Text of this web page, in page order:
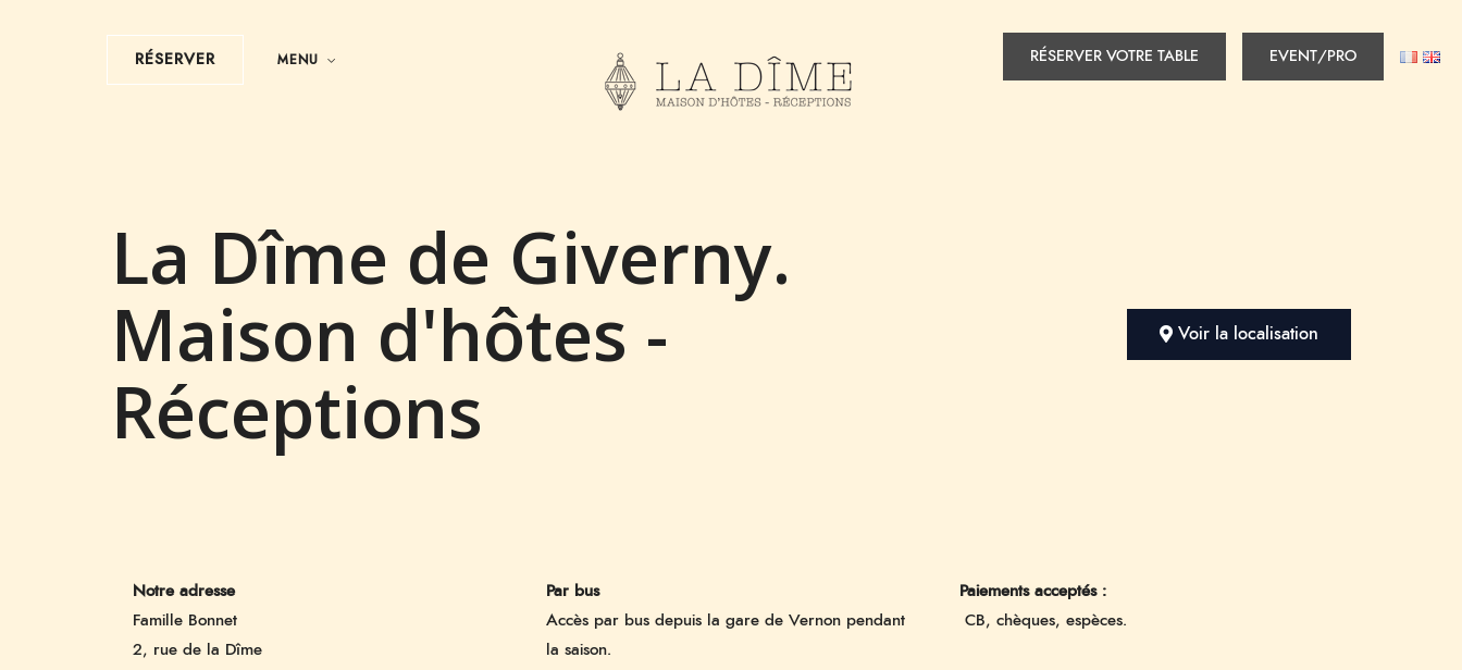
RÉSERVER VOTRE TABLE EVENT/PRO
RÉSERVER MENU
La Dîme de Giverny.
Maison d'hôtes -
Réceptions
Voir la localisation
Notre adresse
Famille Bonnet
2, rue de la Dîme
Par bus
Accès par bus depuis la gare de Vernon pendant
la saison.
Paiements acceptés :
CB, chèques, espèces.